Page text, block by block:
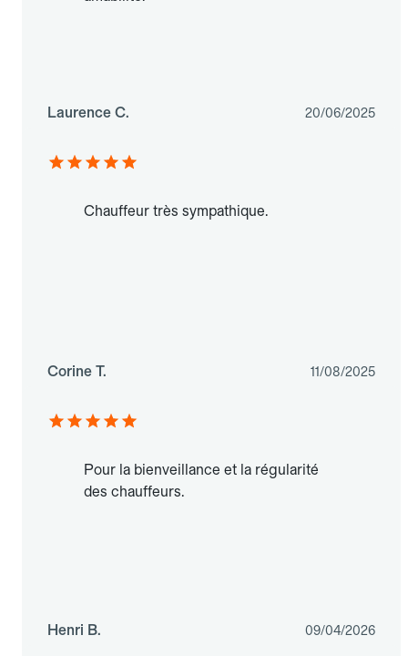
Laurence C. 20/06/2025
Chauffeur très sympathique.
Corine T. 11/08/2025
Pour la bienveillance et la régularité
des chauffeurs.
Henri B. 09/04/2026